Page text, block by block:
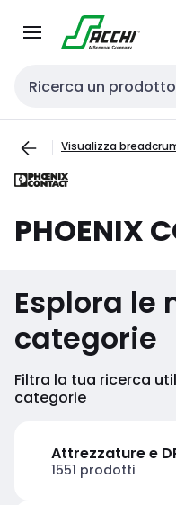
navigazionecontenuto
Cerca input
Visualizza
PHOENIX
Esplora le
categorie
Filtra la tua ricerca
categorie
Attrezzature e
1551 prodotti